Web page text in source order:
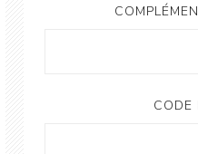
CODE